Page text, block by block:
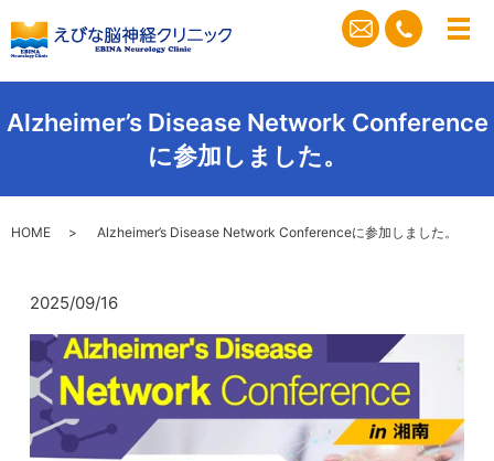
メ
Alzheimer’s Disease Network Conference
に参加しました。
HOME Alzheimer’s Disease Network Conferenceに参加しました。
2025/09/16